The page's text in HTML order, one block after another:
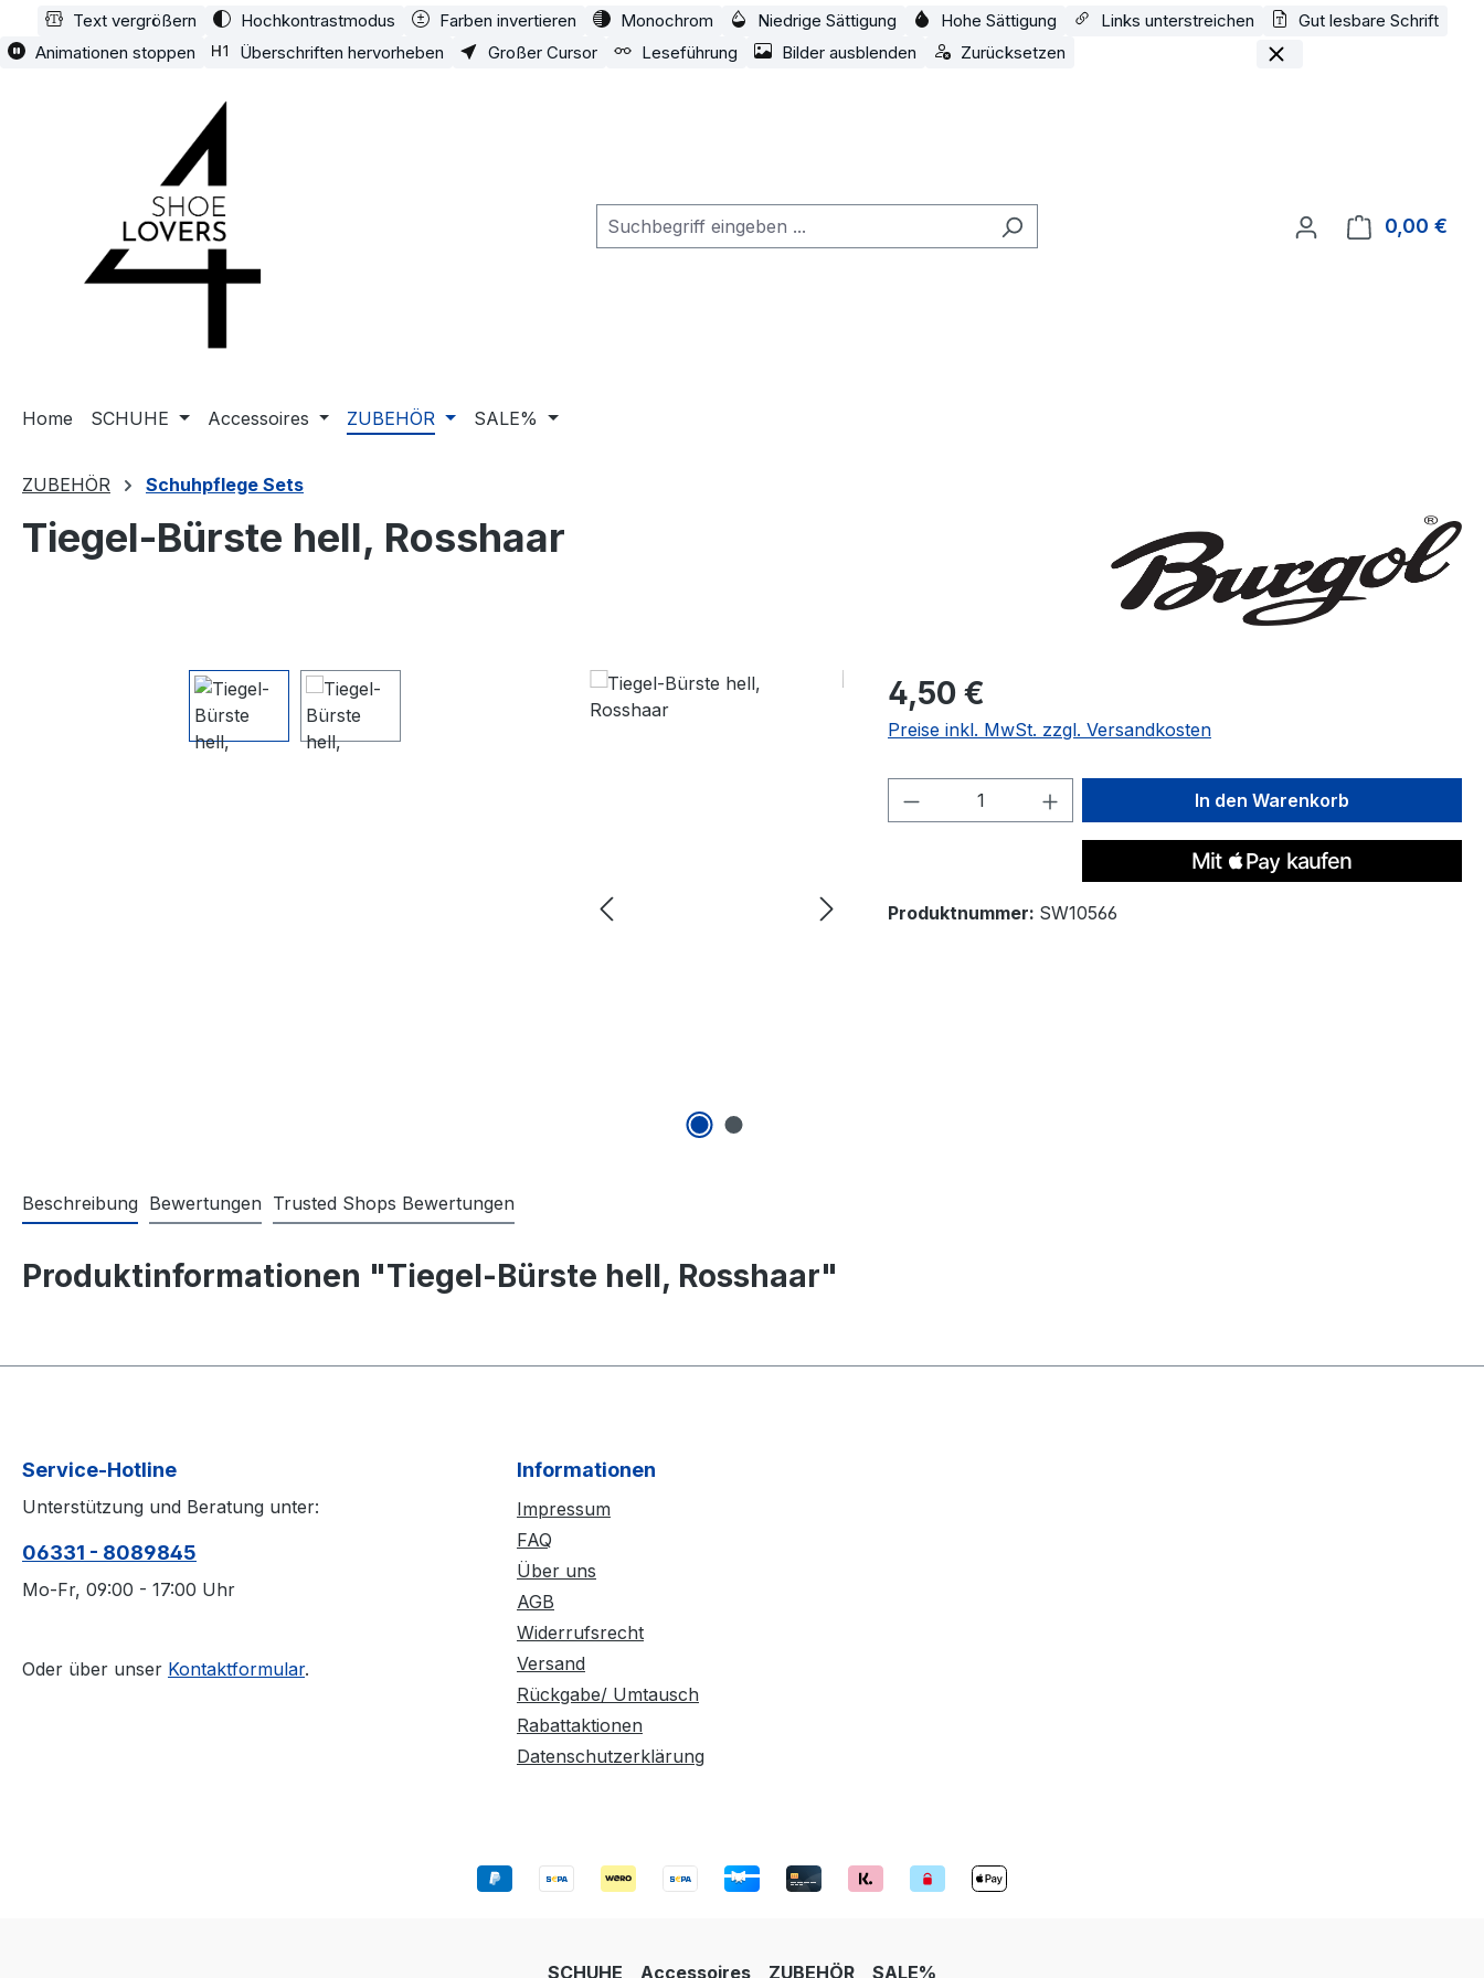
Hauptinhalt springen
Zur Suche springen
Zur Hauptnavigation springen
Text vergrößern Hochkontrastmodus Farben invertieren Monochrom Niedrige Sättigung Hohe Sättigung Links unterstreichen
Gut lesbare Schrift
Animationen stoppen
Überschriften hervorheben Großer Cursor Leseführung Bilder ausblenden Zurücksetzen
0,00 €
Home SCHUHE Accessoires ZUBEHÖR SALE%
ZUBEHÖR Schuhpflege Sets
Tiegel-Bürste hell, Rosshaar
Bildergalerie überspringen Regulärer Preis:
4,50 €
Preise inkl. MwSt. zzgl. Versandkosten
Produkt Anzahl: Gib den gewünschten Wert
In den Warenkorb
Produktnummer: SW10566
Beschreibung Bewertungen Trusted Shops Bewertungen
Produktinformationen "Tiegel-Bürste hell, Rosshaar"
Service-Hotline
Unterstützung und Beratung unter:
06331 - 8089845
Mo-Fr, 09:00 - 17:00 Uhr
Oder über unser Kontaktformular.
Informationen
Impressum
FAQ
Über uns
AGB
Widerrufsrecht
Versand
Rückgabe/ Umtausch
Rabattaktionen
Datenschutzerklärung
SCHUHE Accessoires ZUBEHÖR SALE%